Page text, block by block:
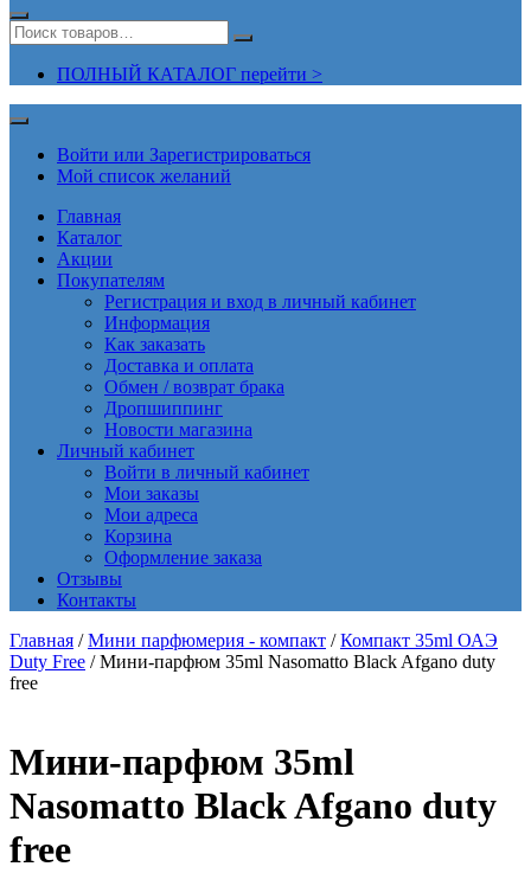
ПОЛНЫЙ КАТАЛОГ перейти >
Войти или Зарегистрироваться
Мой список желаний
Главная
Каталог
Акции
Покупателям
Регистрация и вход в личный кабинет
Информация
Как заказать
Доставка и оплата
Обмен / возврат брака
Дропшиппинг
Новости магазина
Личный кабинет
Войти в личный кабинет
Мои заказы
Мои адреса
Корзина
Оформление заказа
Отзывы
Контакты
Главная /Мини парфюмерия - компакт /Компакт 35ml ОАЭ
Duty Free / Мини-парфюм 35ml Nasomatto Black Afgano duty
free
Мини-парфюм 35ml
Nasomatto Black Afgano duty
free